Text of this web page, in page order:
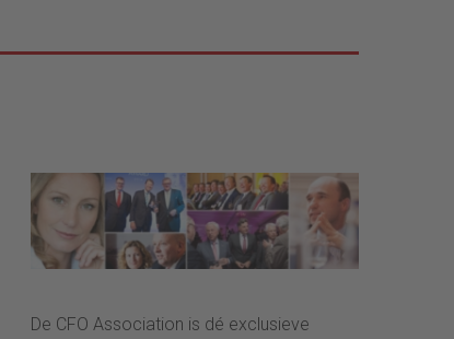
De CFO Association is dé exclusieve